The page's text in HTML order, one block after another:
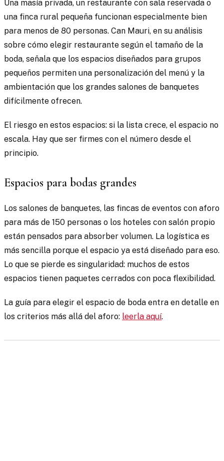
Una masía privada, un restaurante con sala reservada o
una finca rural pequeña funcionan especialmente bien
para menos de 80 personas. Can Mauri, en su análisis
sobre cómo elegir restaurante según el tamaño de la
boda, señala que los espacios diseñados para grupos
pequeños permiten una personalización del menú y la
ambientación que los grandes salones de banquetes
difícilmente ofrecen.
El riesgo en estos espacios: si la lista crece, el espacio no
escala. Hay que ser firmes con el número desde el
principio.
Espacios para bodas grandes
Los salones de banquetes, las fincas de eventos con aforo
para más de 150 personas o los hoteles con salón propio
están pensados para absorber volumen. La logística es
más sencilla porque el espacio ya está diseñado para eso.
Lo que se pierde es singularidad: muchos de estos
espacios tienen paquetes cerrados con poca flexibilidad.
La guía para elegir el espacio de boda entra en detalle en
los criterios más allá del aforo: leerla aquí.